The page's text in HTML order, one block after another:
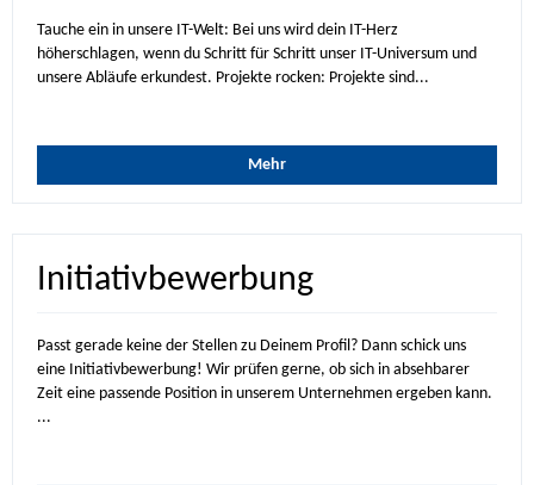
Tauche ein in unsere IT-Welt: Bei uns wird dein IT-Herz
höherschlagen, wenn du Schritt für Schritt unser IT-Universum und
unsere Abläufe erkundest. Projekte rocken: Projekte sind...
Mehr
Initiativbewerbung
Passt gerade keine der Stellen zu Deinem Profil? Dann schick uns
eine Initiativbewerbung! Wir prüfen gerne, ob sich in absehbarer
Zeit eine passende Position in unserem Unternehmen ergeben kann.
...